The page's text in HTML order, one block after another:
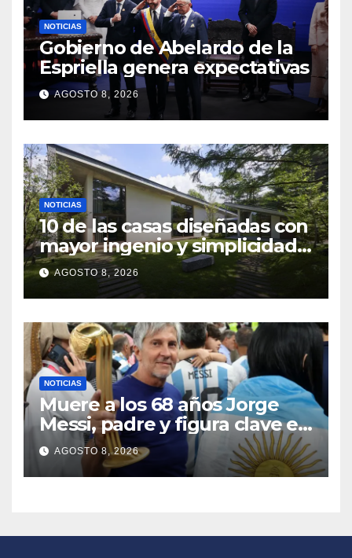
NOTICIAS
Gobierno de Abelardo de la
Espriella genera expectativas
AGOSTO 8, 2026
NOTICIAS
10 de las casas diseñadas con
mayor ingenio y simplicidad
en Japón
AGOSTO 8, 2026
NOTICIAS
Muere a los 68 años Jorge
Messi, padre y figura clave en
la carrera de Lionel Messi;
luchaba desde hacía tiempo
contra una enfermedad
AGOSTO 8, 2026